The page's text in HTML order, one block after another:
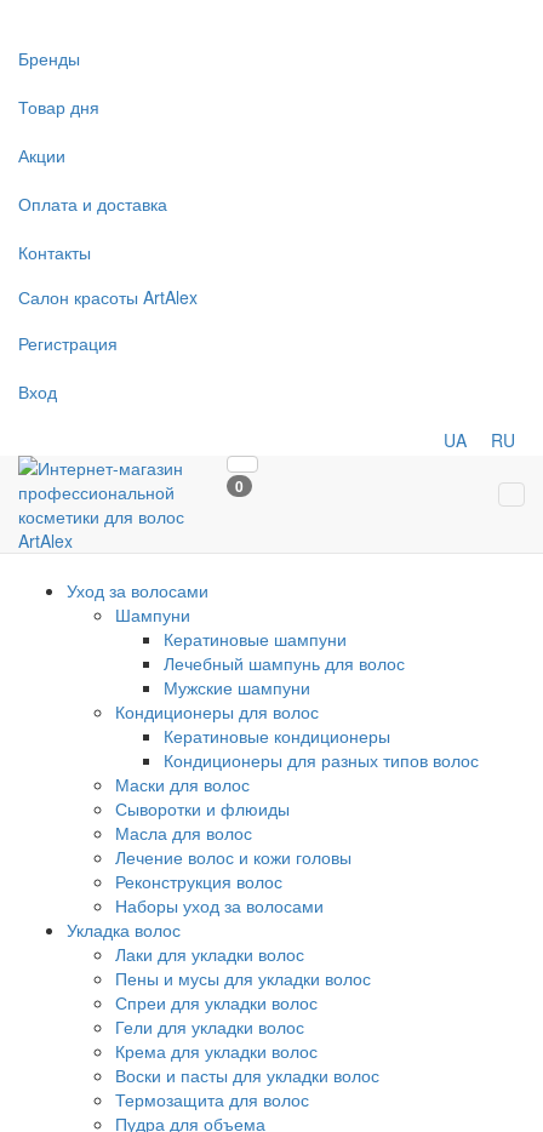
Бренды
Товар дня
Акции
Оплата и доставка
Контакты
Салон красоты ArtAlex
Регистрация
Вход
UA RU
0
Уход за волосами
Шампуни
Кератиновые шампуни
Лечебный шампунь для волос
Мужские шампуни
Кондиционеры для волос
Кератиновые кондиционеры
Кондиционеры для разных типов волос
Маски для волос
Сыворотки и флюиды
Масла для волос
Лечение волос и кожи головы
Реконструкция волос
Наборы уход за волосами
Укладка волос
Лаки для укладки волос
Пены и мусы для укладки волос
Спреи для укладки волос
Гели для укладки волос
Крема для укладки волос
Воски и пасты для укладки волос
Термозащита для волос
Пудра для объема